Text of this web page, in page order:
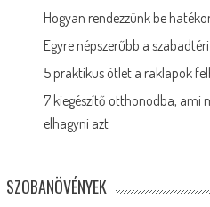
Hogyan rendezzünk be
Egyre népszerűbb a
5 praktikus ötlet a raklapok
7 kiegészítő otthonodba, ami
elhagyni azt
SZOBANÖVÉNYEK